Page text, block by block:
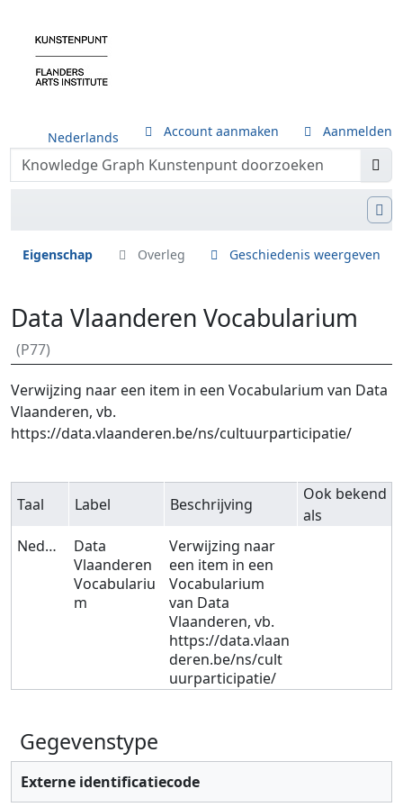
Nederlands Account aanmaken Aanmelden
Eigenschap Overleg Geschiedenis weergeven
Data Vlaanderen Vocabularium
(P77)
Ga naar:navigatie,zoeken
Verwijzing naar een item in een Vocabularium van Data
Vlaanderen, vb.
https://data.vlaanderen.be/ns/cultuurparticipatie/
Taal Label Beschrijving
Ook bekend
als
Nederlands
Data
Vlaanderen
Vocabulariu
m
Verwijzing naar
een item in een
Vocabularium
van Data
Vlaanderen, vb.
https://data.vlaan
deren.be/ns/cult
uurparticipatie/
Gegevenstype
Externe identificatiecode